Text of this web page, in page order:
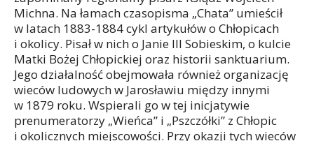
Michna. Na łamach czasopisma „Chata” umieścił
w latach 1883-1884 cykl artykułów o Chłopicach
i okolicy. Pisał w nich o Janie III Sobieskim, o kulcie
Matki Bożej Chłopickiej oraz historii sanktuarium.
Jego działalność obejmowała również organizację
wieców ludowych w Jarosławiu między innymi
w 1879 roku. Wspierali go w tej inicjatywie
prenumeratorzy „Wieńca” i „Pszczółki” z Chłopic
i okolicznych miejscowości. Przy okazji tych wieców